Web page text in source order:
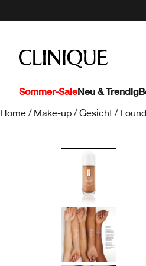
Sommer-SaleNeu & Trendig
Home / Make-up / Gesicht /